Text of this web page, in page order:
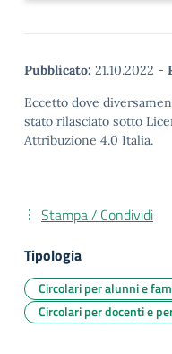
Pubblicato: 21.10.2022 -
Eccetto dove
stato rilasciato sotto
Attribuzione 4.0 Italia.
Stampa / Condividi
Tipologia
Circolari per alunni e
Circolari per docenti e